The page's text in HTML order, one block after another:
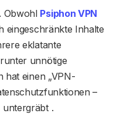
Obwohl Psiphon VPN
eingeschränkte Inhalte
eklatante
unnötige
einen „VPN-
–
untergräbt .